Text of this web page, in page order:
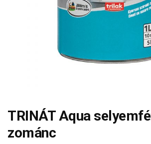
TRINÁT Aqua
zománc